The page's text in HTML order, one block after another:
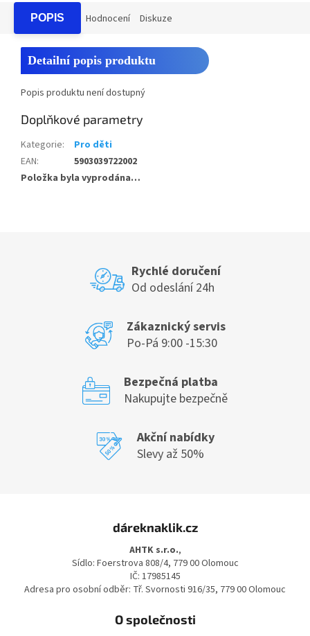
POPIS Hodnocení Diskuze
Detailní popis produktu
Popis produktu není dostupný
Doplňkové parametry
Kategorie:
Pro děti
EAN:
5903039722002
Položka byla vyprodána…
Rychlé doručení
Od odeslání 24h
Zákaznický servis
Po-Pá 9:00 -15:30
Bezpečná platba
Nakupujte bezpečně
Akční nabídky
Slevy až 50%
dáreknaklik.cz
AHTK s.r.o.,
Sídlo: Foerstrova 808/4, 779 00 Olomouc
IČ: 17985145
Adresa pro osobní odběr: Tř. Svornosti 916/35, 779 00 Olomouc
O společnosti